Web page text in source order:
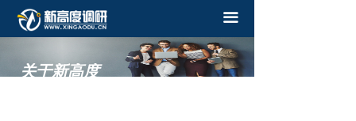
끀
关于新高度